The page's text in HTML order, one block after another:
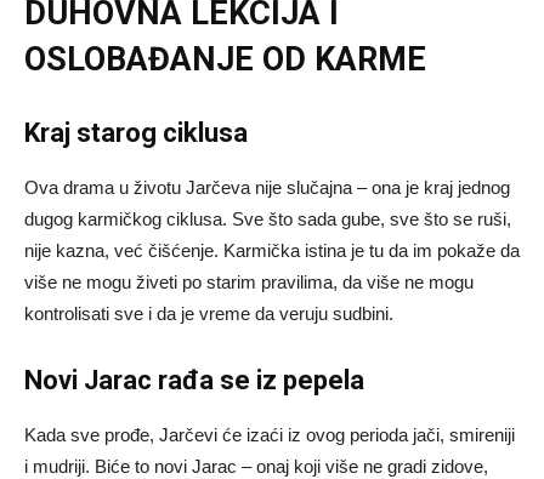
DUHOVNA LEKCIJA I
OSLOBAĐANJE OD KARME
Kraj starog ciklusa
Ova drama u životu Jarčeva nije slučajna – ona je kraj jednog
dugog karmičkog ciklusa. Sve što sada gube, sve što se ruši,
nije kazna, već čišćenje. Karmička istina je tu da im pokaže da
više ne mogu živeti po starim pravilima, da više ne mogu
kontrolisati sve i da je vreme da veruju sudbini.
Novi Jarac rađa se iz pepela
Kada sve prođe, Jarčevi će izaći iz ovog perioda jači, smireniji
i mudriji. Biće to novi Jarac – onaj koji više ne gradi zidove,